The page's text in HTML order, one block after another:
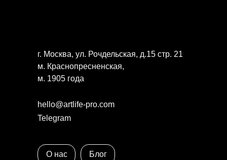
г. Москва, ул. Рочдельская, д.15 стр. 21
м. Краснопресненская,
м. 1905 года
hello@artlife-pro.com
Telegram
О нас Блог